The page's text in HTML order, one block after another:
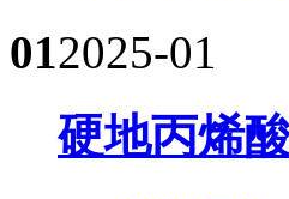
012025-01
硬地丙烯